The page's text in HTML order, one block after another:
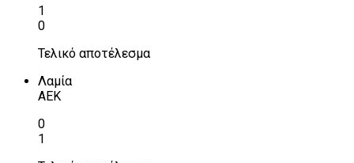
1
0
Τελικό αποτέλεσμα
Λαμία
ΑΕΚ
0
1